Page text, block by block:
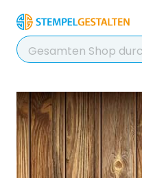
Chatten
Kontakt
+49